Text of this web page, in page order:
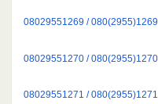
08029551269 /
08029551270 /
08029551271 /